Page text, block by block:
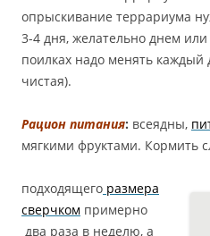
опрыскивание террариума
3-4 дня, желательно днем
поилках надо менять каждый
чистая).
Рацион питания: всеядны,
мягкими фруктами. Кормить
подходящего размера
сверчком примерно
два раза в неделю, а